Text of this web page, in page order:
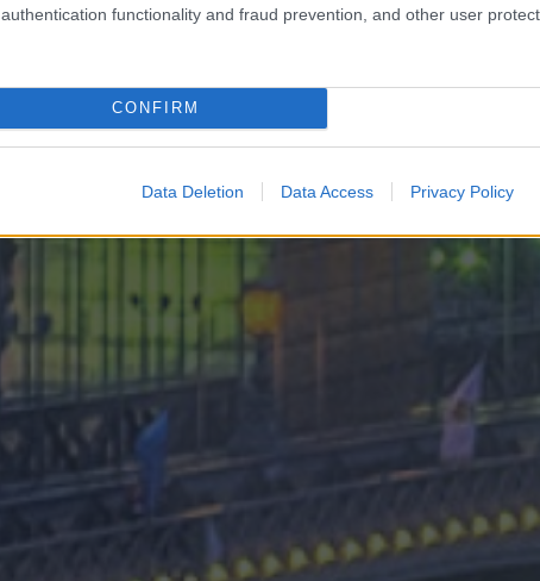
authentication functionality and fraud prevention, and other user
CONFIRM
Data Deletion Data Access Privacy Policy